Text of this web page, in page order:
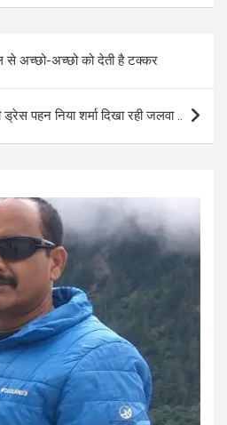
ar
e
से अच्छो-अच्छो को देती है टक्कर
ड्रेस पहन निया शर्मा दिखा रही जलवा ..